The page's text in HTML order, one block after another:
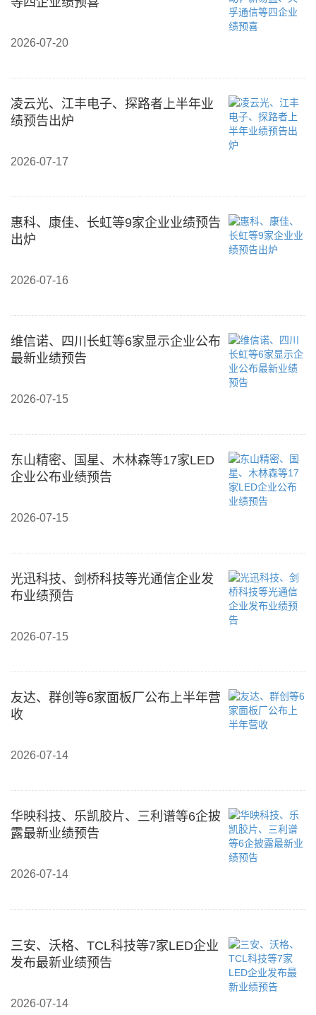
2026-07-20
凌云光、江丰电子、探路者上半年业
绩预告出炉
2026-07-17
惠科、康佳、长虹等9家企业业绩预告
出炉
2026-07-16
维信诺、四川长虹等6家显示企业公布
最新业绩预告
2026-07-15
东山精密、国星、木林森等17家LED
企业公布业绩预告
2026-07-15
光迅科技、剑桥科技等光通信企业发
布业绩预告
2026-07-15
友达、群创等6家面板厂公布上半年营
收
2026-07-14
华映科技、乐凯胶片、三利谱等6企披
露最新业绩预告
2026-07-14
三安、沃格、TCL科技等7家LED企业
发布最新业绩预告
2026-07-14